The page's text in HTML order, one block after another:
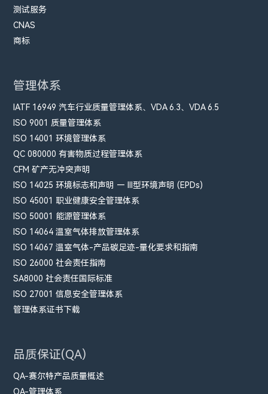
测试服务
CNAS
商标
管理体系
IATF 16949 汽车行业质量管理体系、VDA 6.3、VDA 6.5
ISO 9001 质量管理体系
ISO 14001 环境管理体系
QC 080000 有害物质过程管理体系
CFM​ 矿产无冲突声明
ISO 14025 环境标志和声明 — III型环境声明 (EPDs)
ISO 45001 职业健康安全管理体系
ISO 50001 能源管理体系
ISO 14064 温室气体排放管理体系
ISO 14067 温室气体-产品碳足迹-量化要求和指南
ISO 26000 社会责任指南
SA8000 社会责任国际标准
ISO 27001 信息安全管理体系
管理体系证书下载
品质保证(QA)
QA-赛尔特产品质量概述
QA-管理体系